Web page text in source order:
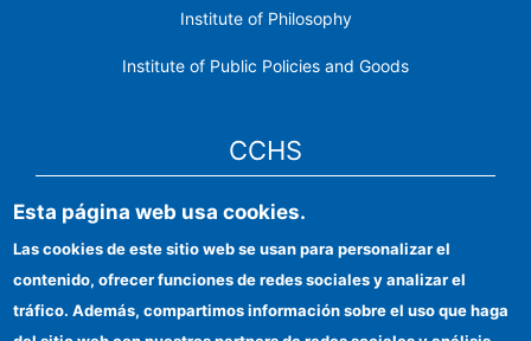
Institute of Philosophy
Institute of Public Policies and Goods
CCHS
CSIC Electronic Office
Institutional identity
Information for providers
Esta página web usa cookies.
Las cookies de este sitio web se usan para personalizar el
contenido, ofrecer funciones de redes sociales y analizar el
tráfico. Además, compartimos información sobre el uso que haga